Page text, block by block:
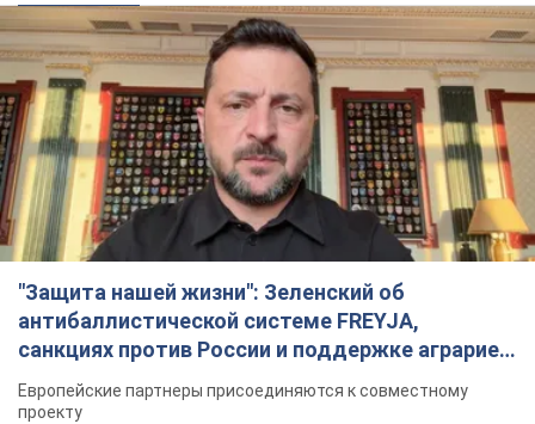
"Защита нашей жизни": Зеленский об
антибаллистической системе FREYJA,
санкциях против России и поддержке аграриев.
Видео
Европейские партнеры присоединяются к совместному
проекту